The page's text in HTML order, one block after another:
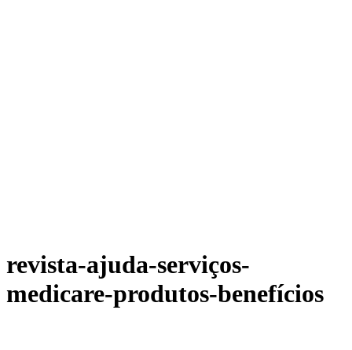
revista-ajuda-serviços-
medicare-produtos-benefícios